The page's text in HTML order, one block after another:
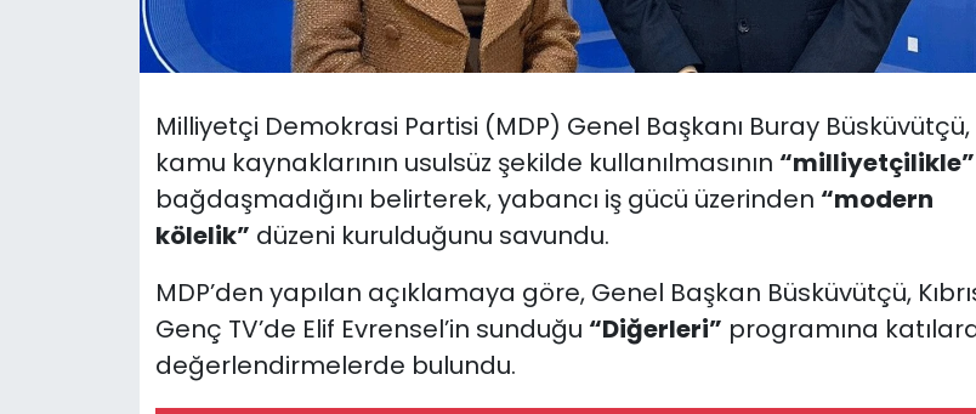
Milliyetçi Demokrasi Partisi (MDP) Genel Başkanı Buray Büsküvütçü,
kamu kaynaklarının usulsüz şekilde kullanılmasının “milliyetçilikle”
bağdaşmadığını belirterek, yabancı iş gücü üzerinden “modern
kölelik” düzeni kurulduğunu savundu.
MDP’den yapılan açıklamaya göre, Genel Başkan Büsküvütçü,
Genç TV’de Elif Evrensel’in sunduğu “Diğerleri” programına
değerlendirmelerde bulundu.
Teknoloji
Video Galeri